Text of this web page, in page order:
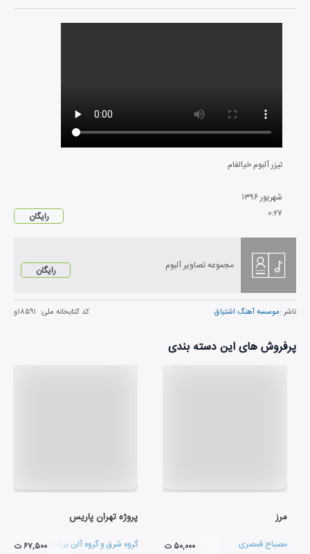
تیزر آلبوم خیالفام
شهریور۱۳۹۶
۰:۲۷ رایگان
مجموعه تصاویر آلبوم رایگان
ناشر :موسسه آهنگ اشتیاق کد کتابخانه ملی: ۱۸۵۹۱و
پرفروش های این دسته بندی
مرز
مصباح قمصری ۵۰,۰۰۰ ت
پروژه ‌تهران پاریس
گروه شرق و گروه آلن برونه ۶۷,۵۰۰ ت